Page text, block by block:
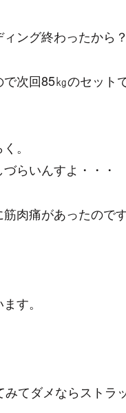
ング終わったから？
次回85㎏のセット
。
らいんすよ・・・
肉痛があったので
す。
てダメならストラ